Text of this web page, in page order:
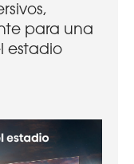
para una
estadio